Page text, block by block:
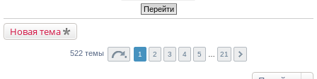
Новая тема
522 темы 1 2 3 4 5 21